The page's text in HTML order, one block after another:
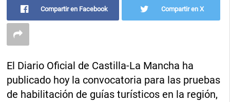
Compartir en Facebook Compartir en X
El Diario Oficial de Castilla-La Mancha ha
publicado hoy la convocatoria para las pruebas
de habilitación de guías turísticos en la región,